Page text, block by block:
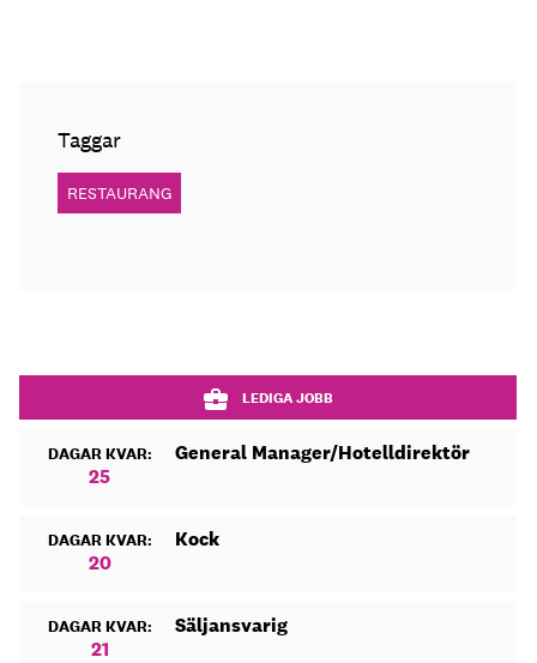
Taggar
RESTAURANG
LEDIGA JOBB
DAGAR KVAR:
25
General Manager/Hotelldirektör
DAGAR KVAR:
20
Kock
DAGAR KVAR:
21
Säljansvarig